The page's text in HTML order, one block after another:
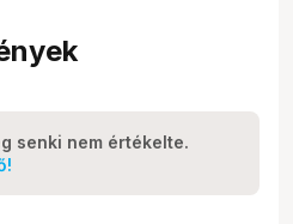
senki nem értékelte.